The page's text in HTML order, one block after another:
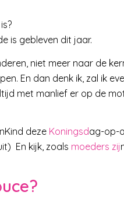
is gebleven dit jaar.
niet meer naar de
En dan denk ik, zal ik
met manlief er op de
deze Koningsdag-op-
En kijk, zoals moeders zij